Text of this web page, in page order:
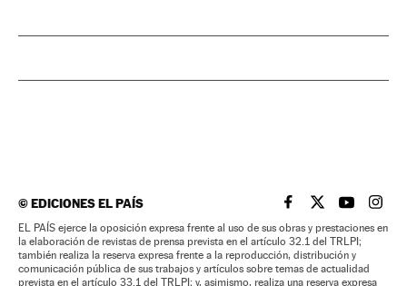
©EDICIONES EL PAÍS EL PAÍS BRASIL EN
EL PAÍSEL PAÍS
EL
EL PAÍS ejerce la oposición expresa frente al uso de sus obras y prestaciones en
la elaboración de revistas de prensa prevista en el artículo 32.1 del TRLPI;
también realiza la reserva expresa frente a la reproducción, distribución y
comunicación pública de sus trabajos y artículos sobre temas de actualidad
prevista en el artículo 33.1 del TRLPI; y, asimismo, realiza una reserva expresa